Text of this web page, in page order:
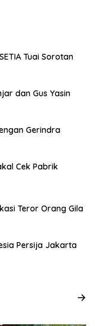
Tuai Sorotan
dan Gus Yasin
Gerindra
Cek Pabrik
Teror Orang Gila
Persija Jakarta